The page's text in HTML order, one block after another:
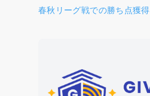
春秋リーグ戦での勝ち点獲得